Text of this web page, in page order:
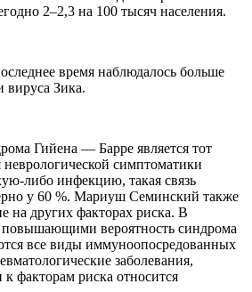
2–2,3 на 100 тысяч населения.
время наблюдалось больше
вируса Зика.
Гийена — Барре является тот
неврологической симптоматики
либо инфекцию, такая связь
у 60 %. Мариуш Семинский также
на других факторах риска. В
повышающими вероятность синдрома
все виды иммуноопосредованных
заболевания,
факторам риска относится